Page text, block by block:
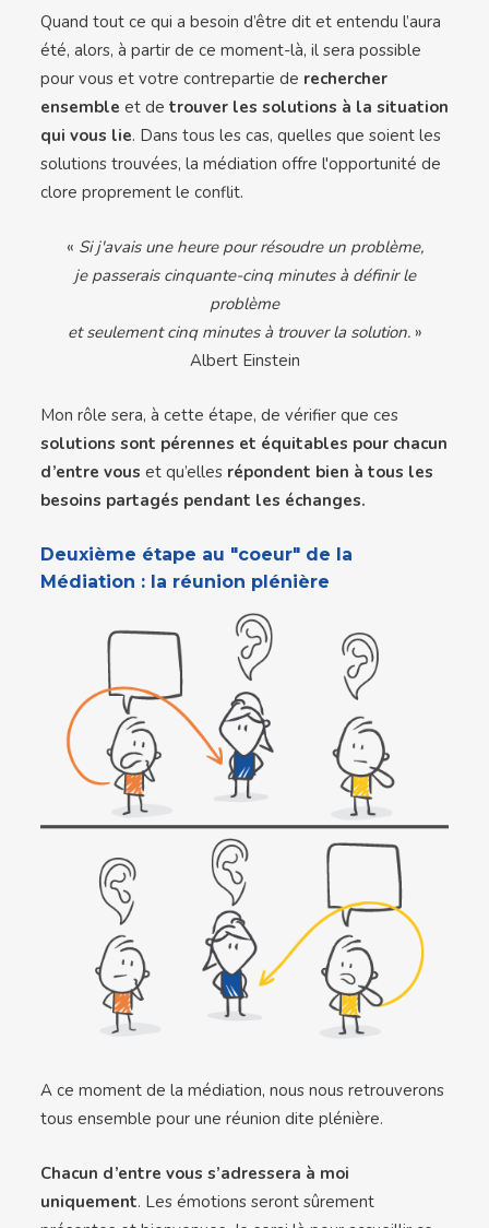
Quand tout ce qui a besoin d’être dit et entendu l’aura
été, alors, à partir de ce moment-là, il sera possible
pour vous et votre contrepartie de rechercher
ensemble et de trouver les solutions à la situation
qui vous lie. Dans tous les cas, quelles que soient les
solutions trouvées, la médiation offre l'opportunité de
clore proprement le conflit.
« Si j'avais une heure pour résoudre un problème,
je passerais cinquante-cinq minutes à définir le
problème
et seulement cinq minutes à trouver la solution.»
Albert Einstein
Mon rôle sera, à cette étape, de vérifier que ces
solutions sont pérennes et équitables pour chacun
d’entre vous et qu’elles répondent bien à tous les
besoins partagés pendant les échanges.
Deuxième étape au "coeur" de la
Médiation : la réunion plénière
A ce moment de la médiation, nous nous retrouverons
tous ensemble pour une réunion dite plénière.
Chacun d’entre vous s’adressera à moi
uniquement. Les émotions seront sûrement